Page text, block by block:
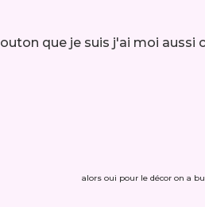
que je suis j'ai moi aussi
alors oui pour le décor on a